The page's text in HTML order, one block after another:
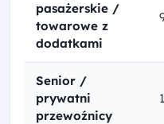
pasażerskie /
towarowe z
dodatkami
Senior /
prywatni
przewoźnicy